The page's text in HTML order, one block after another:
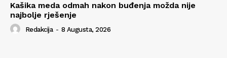
Kašika meda odmah nakon buđenja možda nije
najbolje rješenje
Redakcija - 8 Augusta, 2026